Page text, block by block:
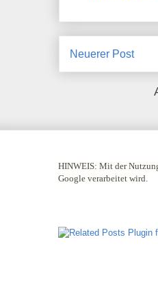
Neuerer Post
HINWEIS: Mit der
Google verarbeitet wird.